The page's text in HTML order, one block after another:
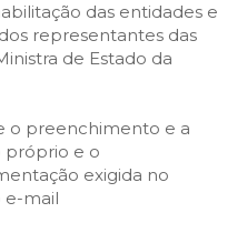
das entidades e
representantes das
de Estado da
o preenchimento e a
próprio e o
exigida no
e-mail